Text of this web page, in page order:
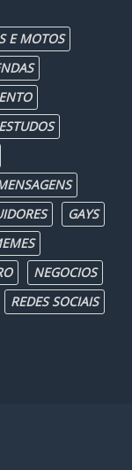
E MOTOS
ESTUDOS
GAYS
NEGOCIOS
REDES SOCIAIS